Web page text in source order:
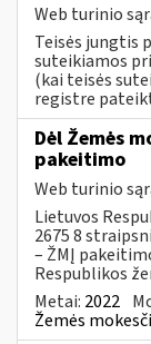
Web turinio
Teisės jungtis
suteikiamos
(kai teisės
registre
Dėl Žemės
pakeitimo
Web turinio
Lietuvos
2675 8
– ŽMĮ
Respublikos
Metai: 2022
Žemės